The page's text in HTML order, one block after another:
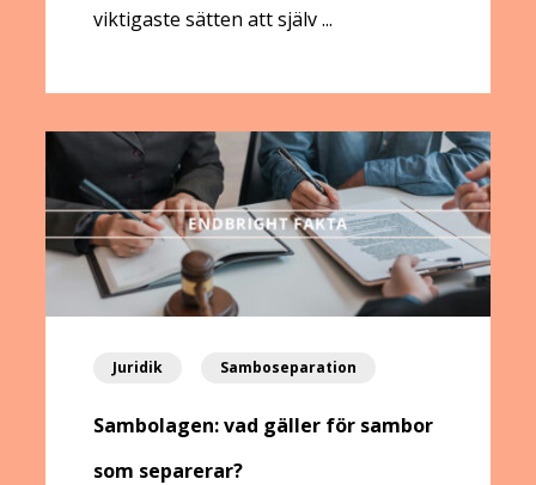
viktigaste sätten att själv ...
Juridik Samboseparation
Sambolagen: vad gäller för sambor
som separerar?